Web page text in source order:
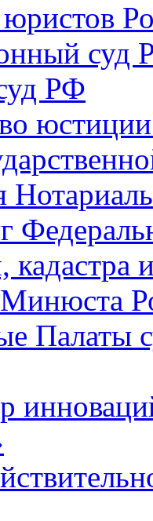
суд
РФ
кадастра
Палаты